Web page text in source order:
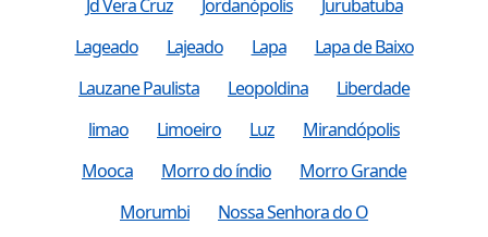
Jd Vera Cruz
Jordanópolis
Jurubatuba
Lageado
Lajeado Lapa
Lapa de Baixo
Lauzane Paulista
Leopoldina
Liberdade
limao
Limoeiro Luz
Mirandópolis
Mooca
Morro do índio
Morro Grande
Morumbi
Nossa Senhora do O